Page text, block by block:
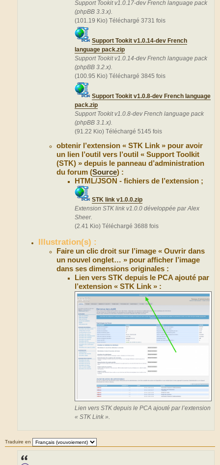
Support Tookit v1.0.17-dev French language pack
(phpBB 3.3.x).
(101.19 Kio) Téléchargé 3731 fois
Support Tookit v1.0.14-dev French
language pack.zip
Support Tookit v1.0.14-dev French language pack
(phpBB 3.2.x).
(100.95 Kio) Téléchargé 3845 fois
Support Tookit v1.0.8-dev French language
pack.zip
Support Tookit v1.0.8-dev French language pack
(phpBB 3.1.x).
(91.22 Kio) Téléchargé 5145 fois
obtenir l’extension « STK Link » pour avoir
un lien l’outil vers l’outil « Support Toolkit
(STK) » depuis le panneau d’administration
du forum (Source) :
HTML/JSON - fichiers de l’extension ;
STK link v1.0.0.zip
Extension STK link v1.0.0 développée par Alex
Sheer.
(2.41 Kio) Téléchargé 3688 fois
Illustration(s) :
Faire un clic droit sur l’image « Ouvrir dans
un nouvel onglet… » pour afficher l’image
dans ses dimensions originales :
Lien vers STK depuis le PCA ajouté par
l’extension « STK Link » :
Lien vers STK depuis le PCA ajouté par l’extension
« STK Link ».
Traduire en